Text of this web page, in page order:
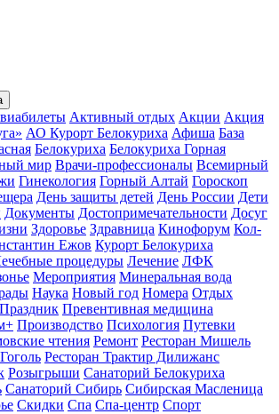
Активный отдых Акции Акция
АО Курорт Белокуриха Афиша База
Белокуриха Белокуриха Горная
мир Врачи-профессионалы Всемирный
Гинекология Горный Алтай Гороскоп
День защиты детей День России Дети
Документы Достопримечательности Досуг
Здоровье Здравница Кинофорум Кол-
Ежов Курорт Белокуриха
процедуры Лечение ЛФК
Мероприятия Минеральная вода
Наука Новый год Номера Отдых
Праздник Превентивная медицина
Производство Психология Путевки
чтения Ремонт Ресторан Мишель
Ресторан Трактир Дилижанс
Розыгрыши Санаторий Белокуриха
Санаторий Сибирь Сибирская Масленица
Скидки Спа Спа-центр Спорт